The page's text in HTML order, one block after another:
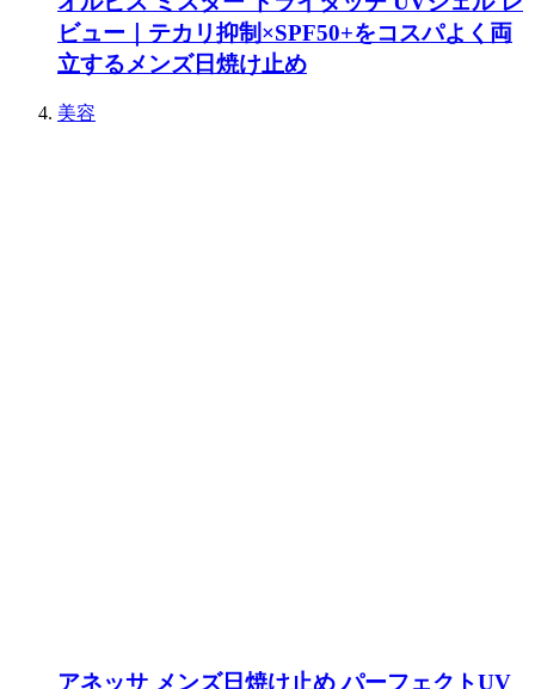
ビュー｜テカリ抑制×SPF50+をコスパよく両
立するメンズ日焼け止め
美容
アネッサ メンズ日焼け止め パーフェクトUV